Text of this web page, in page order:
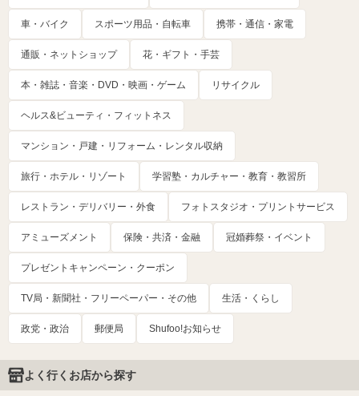
車・バイク スポーツ用品・自転車 携帯・通信・家電
通販・ネットショップ 花・ギフト・手芸
本・雑誌・音楽・DVD・映画・ゲーム リサイクル
ヘルス&ビューティ・フィットネス
マンション・戸建・リフォーム・レンタル収納
旅行・ホテル・リゾート 学習塾・カルチャー・教育・教習所
レストラン・デリバリー・外食 フォトスタジオ・プリントサービス
アミューズメント 保険・共済・金融 冠婚葬祭・イベント
プレゼントキャンペーン・クーポン
TV局・新聞社・フリーペーパー・その他 生活・くらし
政党・政治 郵便局 Shufoo!お知らせ
よく行くお店から探す